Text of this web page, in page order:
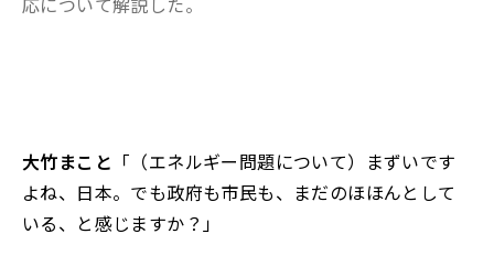
大竹まこと 「（エネルギー問題について）まずいです
よね、日本。でも政府も市民も、まだのほほんとして
いる、と感じますか？」